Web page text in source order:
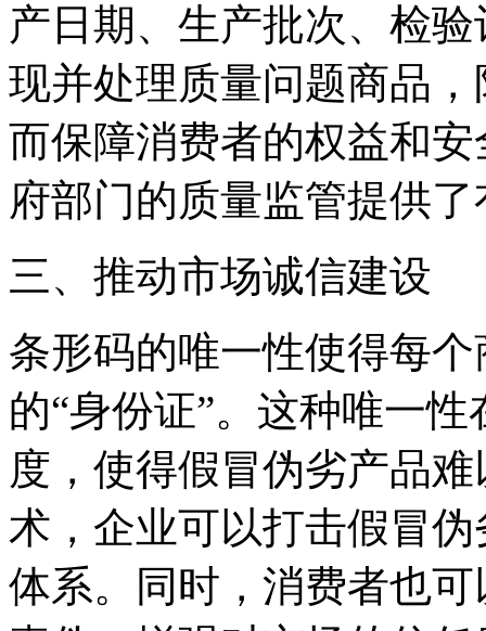
产日期、生产批次、检
现并处理质量问题商品
而保障消费者的权益和
府部门的质量监管提供
三、推动市场诚信建设
条形码的唯一性使得每
的“身份证”。这种唯一
度，使得假冒伪劣产品
术，企业可以打击假冒
体系。同时，消费者也